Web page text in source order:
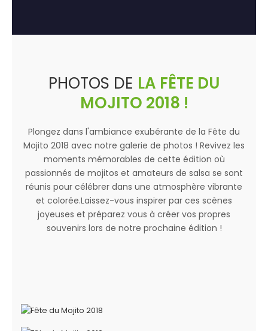
PHOTOS DE LA FÊTE DU
MOJITO 2018 !
Plongez dans l'ambiance exubérante de la Fête du
Mojito 2018 avec notre galerie de photos ! Revivez les
moments mémorables de cette édition où
passionnés de mojitos et amateurs de salsa se sont
réunis pour célébrer dans une atmosphère vibrante
et colorée.Laissez-vous inspirer par ces scènes
joyeuses et préparez vous à créer vos propres
souvenirs lors de notre prochaine édition !